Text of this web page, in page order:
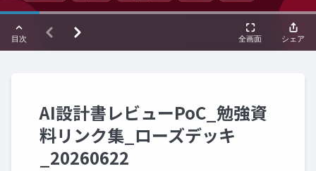
AI設計書レビューPoC_勉強資
料リンク集_ローズデッキ
_20260622